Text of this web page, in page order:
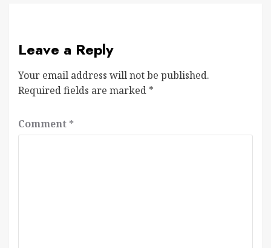
Leave a Reply
Your email address will not be published.
Required fields are marked *
Comment *